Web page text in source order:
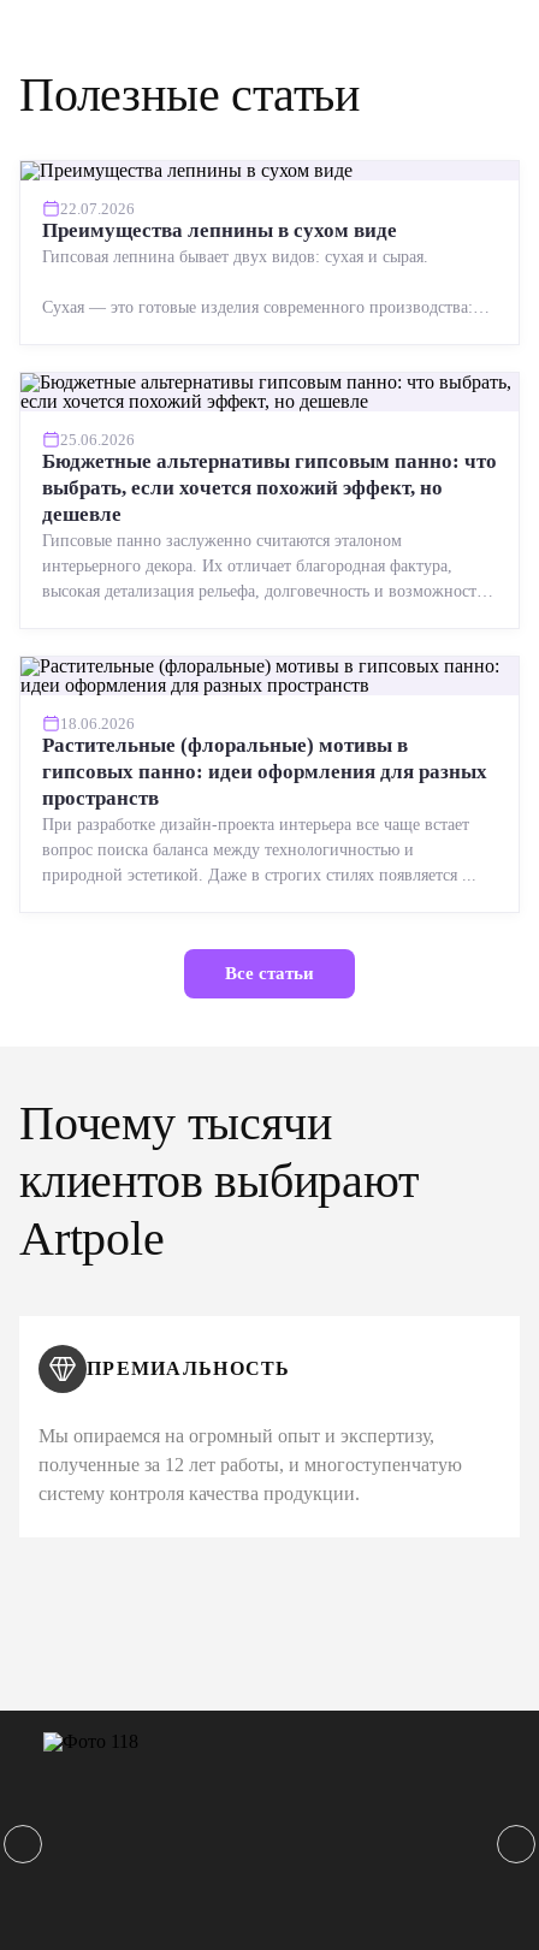
Полезные статьи
22.07.2026
Преимущества лепнины в сухом виде
Гипсовая лепнина бывает двух видов: сухая и сырая.
Сухая — это готовые изделия современного производства:
25.06.2026
Бюджетные альтернативы гипсовым панно: что
выбрать, если хочется похожий эффект, но
дешевле
Гипсовые панно заслуженно считаются эталоном
интерьерного декора. Их отличает благородная фактура,
высокая детализация рельефа, долговечность и возможность
18.06.2026
Растительные (флоральные) мотивы в
гипсовых панно: идеи оформления для разных
пространств
При разработке дизайн-проекта интерьера все чаще встает
вопрос поиска баланса между технологичностью и
природной эстетикой. Даже в строгих стилях появляется ...
Все статьи
Почему тысячи
клиентов выбирают
Artpole
ПРЕМИАЛЬНОСТЬ
Мы опираемся на огромный опыт и экспертизу,
полученные за 12 лет работы, и многоступенчатую
систему контроля качества продукции.